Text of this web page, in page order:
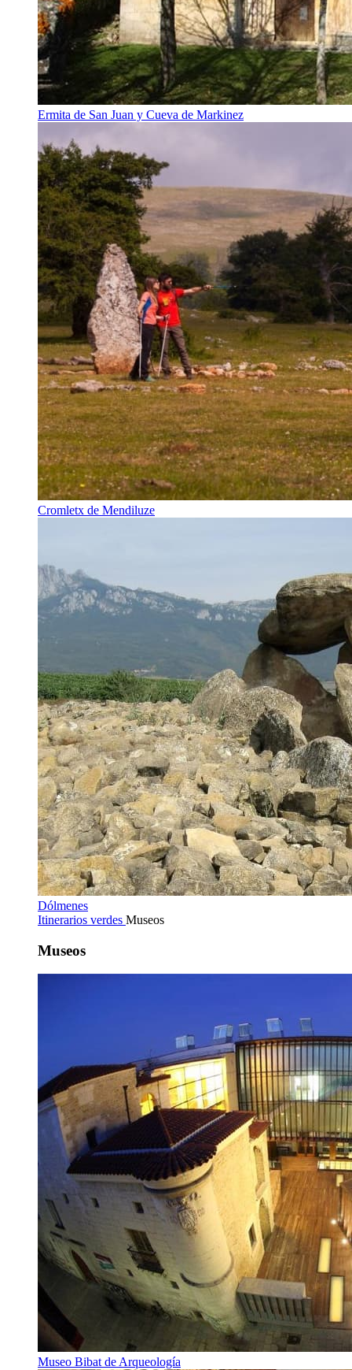
Ermita de San Juan y Cueva de Markinez
Cromletx de Mendiluze
Dólmenes
Itinerarios verdes Museos
Museos
Museo Bibat de Arqueología